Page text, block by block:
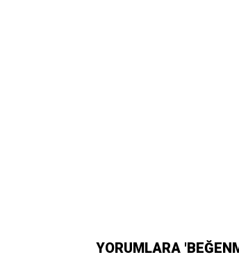
YORUMLARA